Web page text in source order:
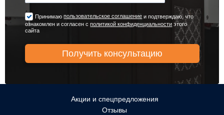
Принимаюпользовательское соглашение и подтверждаю, что
ознакомлен и согласен сполитикой конфиденциальности этого
сайта
Акции и спецпредложения
Отзывы